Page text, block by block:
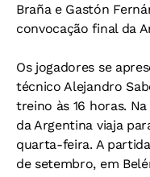
Braña e Gastón
convocação final da
Os jogadores se
técnico Alejandro
treino às 16 horas.
da Argentina viaja
quarta-feira. A
de setembro, em